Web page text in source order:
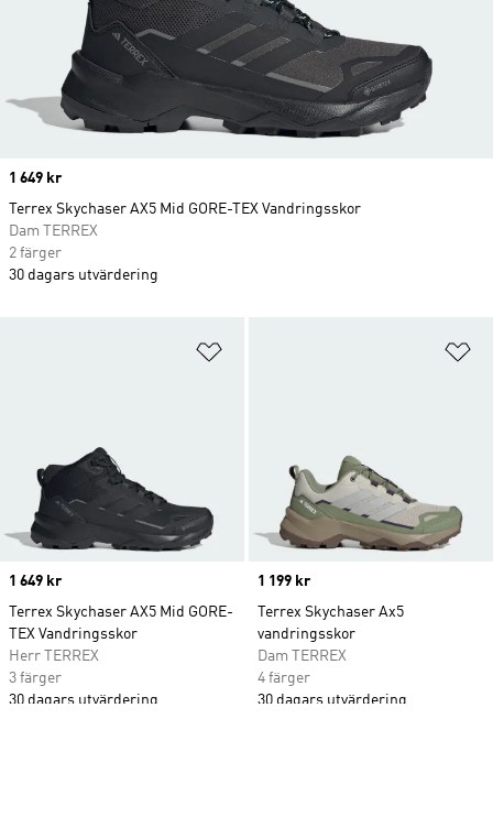
Price
1 649 kr
Terrex Skychaser AX5 Mid GORE-
TEX Vandringsskor
Herr TERREX
3 färger
30 dagars utvärdering
Price
1 199 kr
Terrex Skychaser Ax5
vandringsskor
Dam TERREX
4 färger
30 dagars utvärdering
Price
1 649 kr
Terrex Skychaser AX5 Mid GORE-TEX Vandringsskor
Dam TERREX
2 färger
30 dagars utvärdering